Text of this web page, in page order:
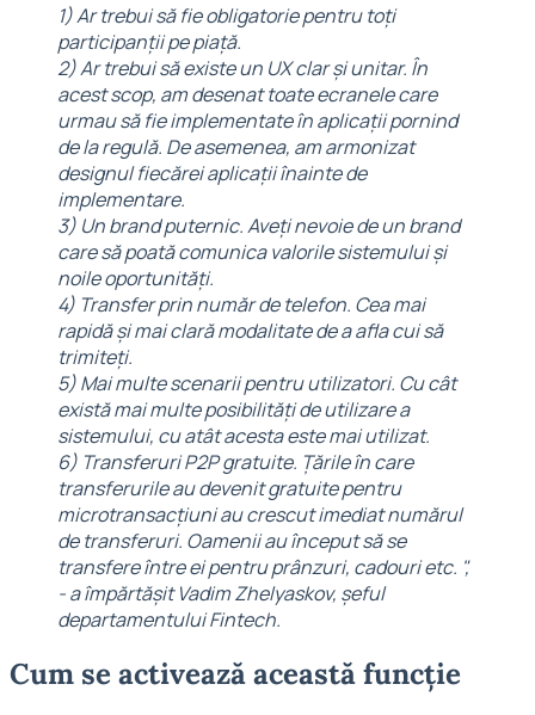
1) Ar trebui să fie obligatorie pentru toți
participanții pe piață.
2) Ar trebui să existe un UX clar și unitar. În
acest scop, am desenat toate ecranele care
urmau să fie implementate în aplicații pornind
de la regulă. De asemenea, am armonizat
designul fiecărei aplicații înainte de
implementare.
3) Un brand puternic. Aveți nevoie de un brand
care să poată comunica valorile sistemului și
noile oportunități.
4) Transfer prin număr de telefon. Cea mai
rapidă și mai clară modalitate de a afla cui să
trimiteți.
5) Mai multe scenarii pentru utilizatori. Cu cât
există mai multe posibilități de utilizare a
sistemului, cu atât acesta este mai utilizat.
6) Transferuri P2P gratuite. Țările în care
transferurile au devenit gratuite pentru
microtransacțiuni au crescut imediat numărul
de transferuri. Oamenii au început să se
transfere între ei pentru prânzuri, cadouri etc. ",
- a împărtășit Vadim Zhelyaskov, șeful
departamentului Fintech.
Cum se activează această funcție